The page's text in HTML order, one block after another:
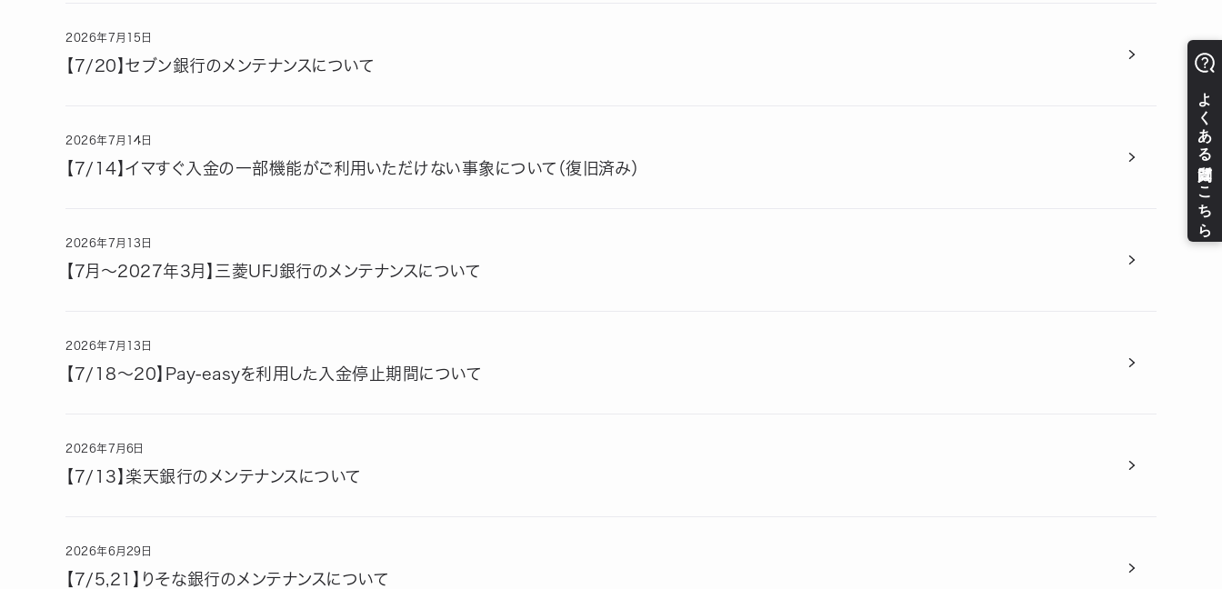
2026年 7 月 15 日
【7/20】セブン銀行のメンテナンスについて
2026年 7 月 14 日
【7/14】イマすぐ入金の一部機能がご利用いただけない事象について（復旧済み）
2026年 7 月 13 日
【7月～2027年3月】三菱UFJ銀行のメンテナンスについて
2026年 7 月 13 日
【7/18～20】Pay-easyを利用した入金停止期間について
2026年 7 月 6日
【7/13】楽天銀行のメンテナンスについて
2026年6月 29 日
【7/5,21】りそな銀行のメンテナンスについて